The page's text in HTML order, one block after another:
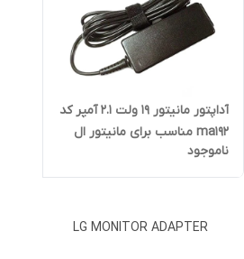
آداپتور مانیتور 19 ولت 2.1 آمپر کد
ma192 مناسب برای مانیتور ال
جی
ناموجود
LG MONITOR ADAPTER